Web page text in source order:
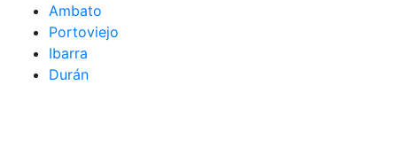
Ambato
Portoviejo
Ibarra
Durán